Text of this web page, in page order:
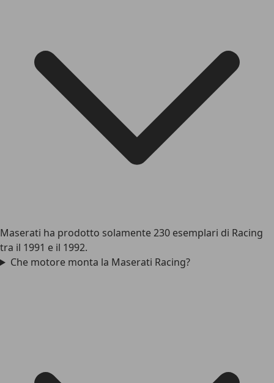
Maserati ha prodotto solamente 230 esemplari di Racing
tra il 1991 e il 1992.
Che motore monta la Maserati Racing?